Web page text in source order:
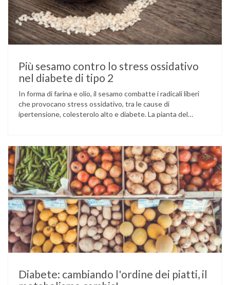
Più sesamo contro lo stress ossidativo
nel diabete di tipo 2
In forma di farina e olio, il sesamo combatte i radicali liberi
che provocano stress ossidativo, tra le cause di
ipertensione, colesterolo alto e diabete. La pianta del
utilizzati per la preparazione di numerosi piatti, ma …
Diabete: cambiando l'ordine dei piatti, il